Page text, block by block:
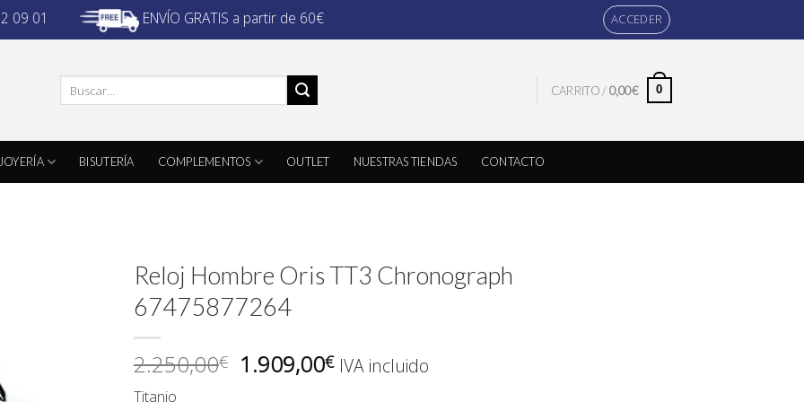
09 01 ENVÍO GRATIS a partir de 60€ ACCEDER
por:
CARRITO /0,00€ 0
JOYERÍA BISUTERÍA COMPLEMENTOS OUTLET NUESTRAS TIENDAS CONTACTO
Reloj Hombre Oris TT3 Chronograph
67475877264
2.250,00€ El
precio
1.909,00€ElIVA incluido
Titanio